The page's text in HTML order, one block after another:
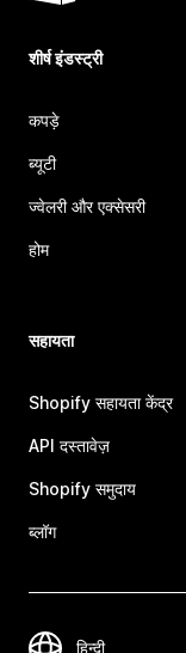
शीर्ष इंडस्ट्री
कपड़े
ब्यूटी
ज्वेलरी और एक्सेसरी
होम
सहायता
Shopify सहायता केंद्र
API दस्तावेज़
Shopify समुदाय
ब्लॉग